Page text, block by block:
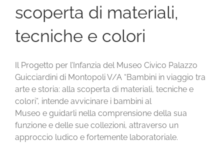
scoperta di materiali,
tecniche e colori
Il Progetto per l’Infanzia del Museo Civico Palazzo
Guicciardini di Montopoli V/A “Bambini in viaggio tra
arte e storia: alla scoperta di materiali, tecniche e
colori”, intende avvicinare i bambini al
Museo e guidarli nella comprensione della sua
funzione e delle sue collezioni, attraverso un
approccio ludico e fortemente laboratoriale.